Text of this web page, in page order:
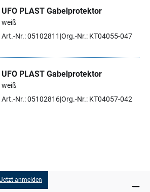
UFO PLAST Gabelprotektor
weiß
Art.-Nr.: 05102811 Org.-Nr.: KT04055-047
UFO PLAST Gabelprotektor
weiß
Art.-Nr.: 05102816Org.-Nr.: KT04057-042
Jetzt anmelden